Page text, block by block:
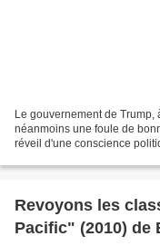
Le gouvernement de
néanmoins une foule de
réveil d'une conscience
Revoyons les
Pacific" (2010) de